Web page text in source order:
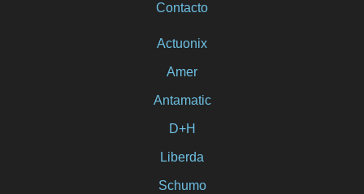
Contacto
Actuonix
Amer
Antamatic
D+H
Liberda
Schumo